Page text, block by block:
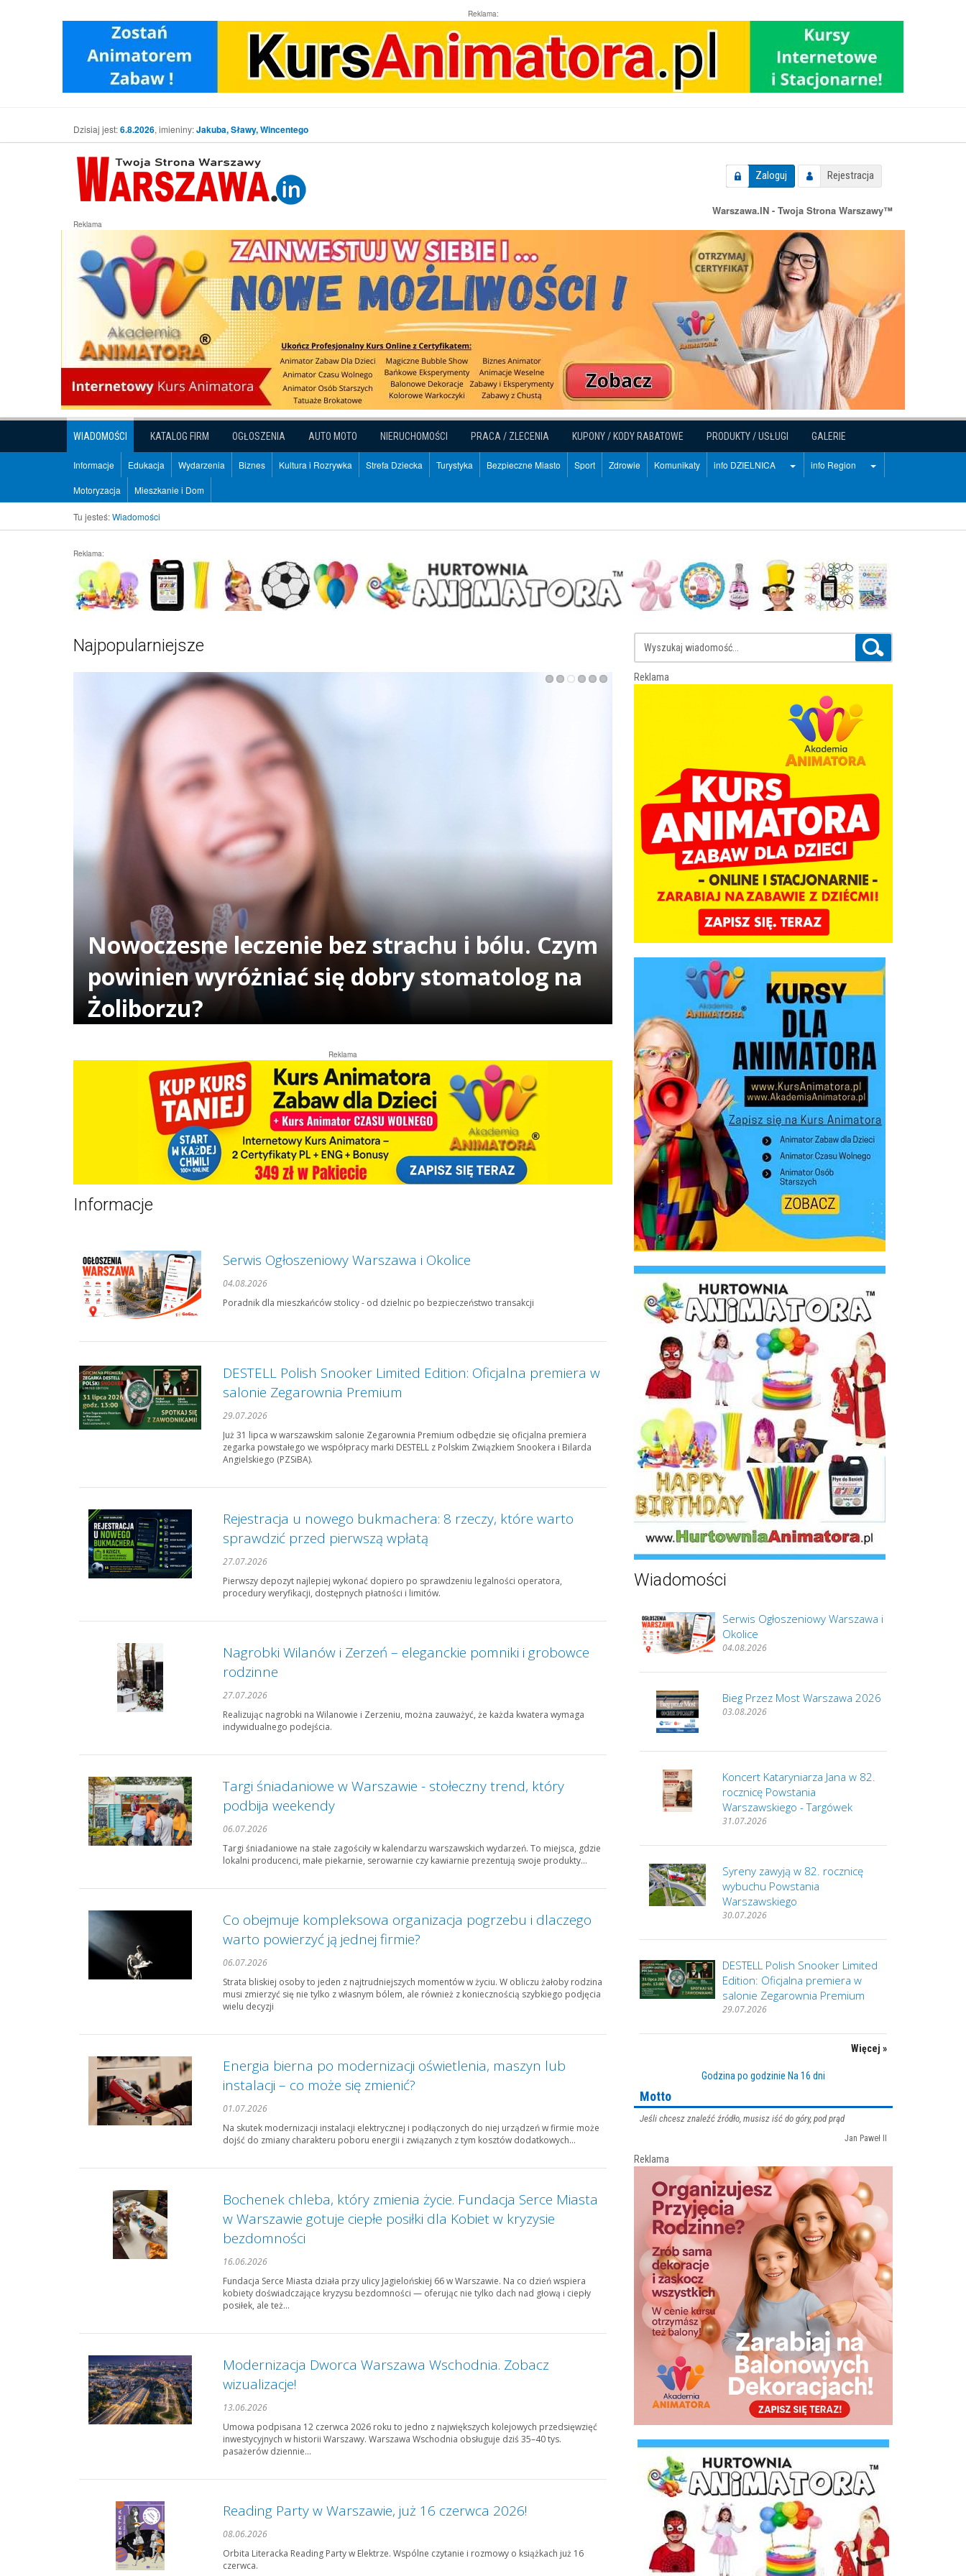
Reklama:
Dzisiaj jest:6.8.2026, imieniny:Jakuba, Sławy, Wincentego
Zaloguj Rejestracja
Warszawa.IN - Twoja Strona Warszawy™
Reklama
WIADOMOŚCI KATALOG FIRM OGŁOSZENIA AUTO MOTO NIERUCHOMOŚCI PRACA / ZLECENIA KUPONY / KODY RABATOWE PRODUKTY / USŁUGI GALERIE
Informacje Edukacja Wydarzenia Biznes Kultura i Rozrywka Strefa Dziecka Turystyka Bezpieczne Miasto Sport Zdrowie Komunikaty info DZIELNICA info Region
Motoryzacja Mieszkanie i Dom
Tu jesteś:Wiadomości
Reklama:
Najpopularniejsze
Nowoczesne leczenie bez strachu i bólu. Czym
powinien wyróżniać się dobry stomatolog na
Żoliborzu?
Reklama
Informacje
Serwis Ogłoszeniowy Warszawa i Okolice
04.08.2026
Poradnik dla mieszkańców stolicy - od dzielnic po bezpieczeństwo transakcji
DESTELL Polish Snooker Limited Edition: Oficjalna premiera w
salonie Zegarownia Premium
29.07.2026
Już 31 lipca w warszawskim salonie Zegarownia Premium odbędzie się oficjalna premiera
zegarka powstałego we współpracy marki DESTELL z Polskim Związkiem Snookera i Bilarda
Angielskiego (PZSiBA).
Rejestracja u nowego bukmachera: 8 rzeczy, które warto
sprawdzić przed pierwszą wpłatą
27.07.2026
Pierwszy depozyt najlepiej wykonać dopiero po sprawdzeniu legalności operatora,
procedury weryfikacji, dostępnych płatności i limitów.
Nagrobki Wilanów i Zerzeń – eleganckie pomniki i grobowce
rodzinne
27.07.2026
Realizując nagrobki na Wilanowie i Zerzeniu, można zauważyć, że każda kwatera wymaga
indywidualnego podejścia.
Targi śniadaniowe w Warszawie - stołeczny trend, który
podbija weekendy
06.07.2026
Targi śniadaniowe na stałe zagościły w kalendarzu warszawskich wydarzeń. To miejsca, gdzie
lokalni producenci, małe piekarnie, serowarnie czy kawiarnie prezentują swoje produkty...
Co obejmuje kompleksowa organizacja pogrzebu i dlaczego
warto powierzyć ją jednej firmie?
06.07.2026
Strata bliskiej osoby to jeden z najtrudniejszych momentów w życiu. W obliczu żałoby rodzina
musi zmierzyć się nie tylko z własnym bólem, ale również z koniecznością szybkiego podjęcia
wielu decyzji
Energia bierna po modernizacji oświetlenia, maszyn lub
instalacji – co może się zmienić?
01.07.2026
Na skutek modernizacji instalacji elektrycznej i podłączonych do niej urządzeń w firmie może
dojść do zmiany charakteru poboru energii i związanych z tym kosztów dodatkowych...
Bochenek chleba, który zmienia życie. Fundacja Serce Miasta
w Warszawie gotuje ciepłe posiłki dla Kobiet w kryzysie
bezdomności
16.06.2026
Fundacja Serce Miasta działa przy ulicy Jagielońskiej 66 w Warszawie. Na co dzień wspiera
kobiety doświadczające kryzysu bezdomności — oferując nie tylko dach nad głową i ciepły
posiłek, ale też...
Modernizacja Dworca Warszawa Wschodnia. Zobacz
wizualizacje!
13.06.2026
Umowa podpisana 12 czerwca 2026 roku to jedno z największych kolejowych przedsięwzięć
inwestycyjnych w historii Warszawy. Warszawa Wschodnia obsługuje dziś 35–40 tys.
pasażerów dziennie...
Reading Party w Warszawie, już 16 czerwca 2026!
08.06.2026
Orbita Literacka Reading Party w Elektrze. Wspólne czytanie i rozmowy o książkach już 16
czerwca.
Reklama
Wiadomości
Serwis Ogłoszeniowy Warszawa i
Okolice
04.08.2026
Bieg Przez Most Warszawa 2026
03.08.2026
Koncert Kataryniarza Jana w 82.
rocznicę Powstania
Warszawskiego - Targówek
31.07.2026
Syreny zawyją w 82. rocznicę
wybuchu Powstania
Warszawskiego
30.07.2026
DESTELL Polish Snooker Limited
Edition: Oficjalna premiera w
salonie Zegarownia Premium
29.07.2026
Więcej »
Godzina po godzinie Na 16 dni
Motto
Jeśli chcesz znaleźć źródło, musisz iść do góry, pod prąd
Jan Paweł II
Reklama